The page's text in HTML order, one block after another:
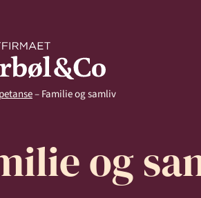
–Familie og samliv
og